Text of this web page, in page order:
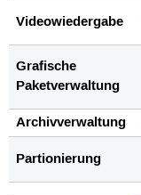
Videowiedergabe
Grafische
Paketverwaltung
Archivverwaltung
Partionierung